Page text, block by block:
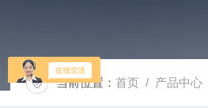
当前位置：首页 / 产品中心